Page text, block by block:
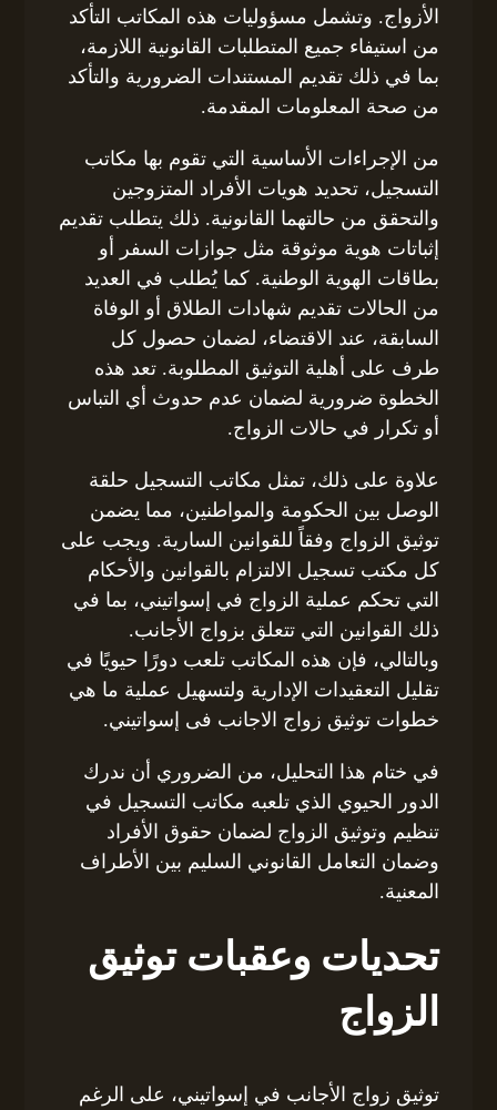
الأزواج. وتشمل مسؤوليات هذه المكاتب التأكد
من استيفاء جميع المتطلبات القانونية اللازمة،
بما في ذلك تقديم المستندات الضرورية والتأكد
من صحة المعلومات المقدمة.
من الإجراءات الأساسية التي تقوم بها مكاتب
التسجيل، تحديد هويات الأفراد المتزوجين
والتحقق من حالتهما القانونية. ذلك يتطلب تقديم
إثباتات هوية موثوقة مثل جوازات السفر أو
بطاقات الهوية الوطنية. كما يُطلب في العديد
من الحالات تقديم شهادات الطلاق أو الوفاة
السابقة، عند الاقتضاء، لضمان حصول كل
طرف على أهلية التوثيق المطلوبة. تعد هذه
الخطوة ضرورية لضمان عدم حدوث أي التباس
أو تكرار في حالات الزواج.
علاوة على ذلك، تمثل مكاتب التسجيل حلقة
الوصل بين الحكومة والمواطنين، مما يضمن
توثيق الزواج وفقاً للقوانين السارية. ويجب على
كل مكتب تسجيل الالتزام بالقوانين والأحكام
التي تحكم عملية الزواج في إسواتيني، بما في
ذلك القوانين التي تتعلق بزواج الأجانب.
وبالتالي، فإن هذه المكاتب تلعب دورًا حيويًا في
تقليل التعقيدات الإدارية ولتسهيل عملية ما هي
خطوات توثيق زواج الاجانب فى إسواتيني.
في ختام هذا التحليل، من الضروري أن ندرك
الدور الحيوي الذي تلعبه مكاتب التسجيل في
تنظيم وتوثيق الزواج لضمان حقوق الأفراد
وضمان التعامل القانوني السليم بين الأطراف
المعنية.
تحديات وعقبات توثيق
الزواج
توثيق زواج الأجانب في إسواتيني، على الرغم